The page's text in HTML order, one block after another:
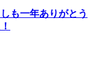
も一年ありがとう